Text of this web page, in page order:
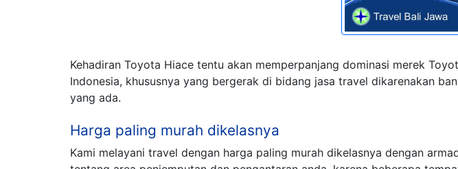
Kehadiran Toyota Hiace tentu akan memperpanjang dominasi merek
Indonesia, khususnya yang bergerak di bidang jasa travel dikarenakan
yang ada.
Harga paling murah dikelasnya
Kami melayani travel dengan harga paling murah dikelasnya dengan